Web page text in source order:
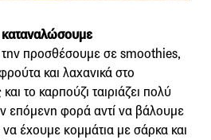
προσθέσουμε σε smoothies,
και λαχανικά στο
το καρπούζι ταιριάζει πολύ
επόμενη φορά αντί να βάλουμε
έχουμε κομμάτια με σάρκα και